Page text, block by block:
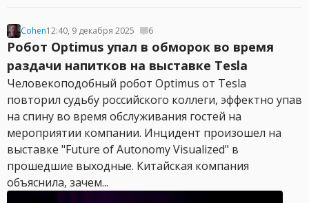
Cohen12:40, 9 декабря 2025 6
Робот Optimus упал в обморок во время
раздачи напитков на выставке Tesla
Человекоподобный робот Optimus от Tesla
повторил судьбу российского коллеги, эффектно упав
на спину во время обслуживания гостей на
мероприятии компании. Инцидент произошел на
выставке "Future of Autonomy Visualized" в
прошедшие выходные. Китайская компания
объяснила, зачем...